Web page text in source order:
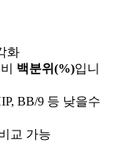
화
백분위(%)입니
BB/9 등 낮을수
교 가능